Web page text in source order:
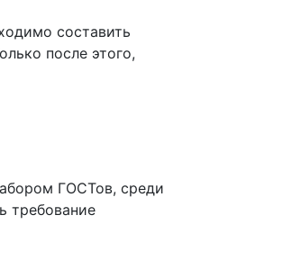
составить
после этого,
ГОСТов, среди
требование